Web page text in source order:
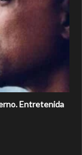
Entretenida